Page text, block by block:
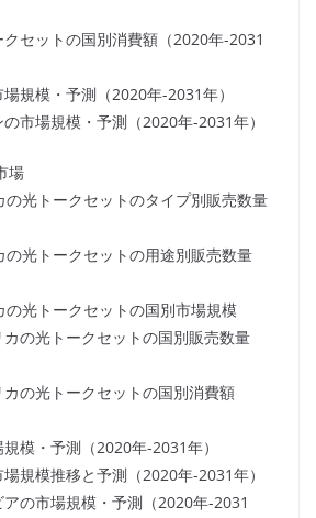
セットの国別消費額（2020年-2031
規模・予測（2020年-2031年）
市場規模・予測（2020年-2031年）
場
の光トークセットのタイプ別販売数量
の光トークセットの用途別販売数量
の光トークセットの国別市場規模
の光トークセットの国別販売数量
の光トークセットの国別消費額
模・予測（2020年-2031年）
規模推移と予測（2020年-2031年）
の市場規模・予測（2020年-2031